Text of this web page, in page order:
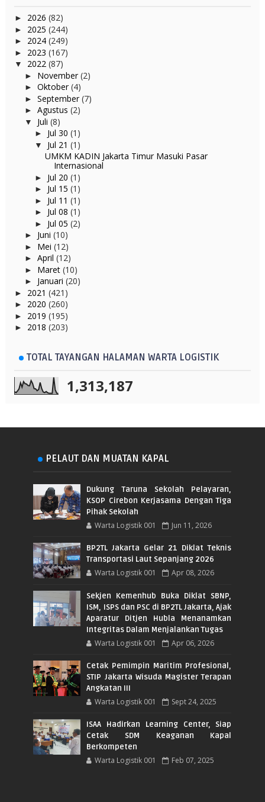
► 2026 (82)
► 2025 (244)
► 2024 (249)
► 2023 (167)
▼ 2022 (87)
► November(2)
► Oktober(4)
► September(7)
► Agustus (2)
▼ Juli (8)
► Jul 30 (1)
▼ Jul 21 (1)
UMKM KADIN Jakarta Timur Masuki Pasar
Internasional
► Jul 20 (1)
► Jul 15 (1)
► Jul 11 (1)
► Jul 08 (1)
► Jul 05 (2)
► Juni (10)
► Mei (12)
► April (12)
► Maret (10)
► Januari (20)
► 2021 (421)
► 2020 (260)
► 2019 (195)
► 2018 (203)
TOTAL TAYANGAN HALAMAN WARTA LOGISTIK
1,313,187
PELAUT DAN MUATAN KAPAL
Dukung Taruna Sekolah Pelayaran,
KSOP Cirebon Kerjasama Dengan Tiga
Pihak Sekolah
Warta Logistik 001 Jun 11, 2026
BP2TL Jakarta Gelar 21 Diklat Teknis
Transportasi Laut Sepanjang 2026
Warta Logistik 001 Apr 08, 2026
Sekjen Kemenhub Buka Diklat SBNP,
ISM, ISPS dan PSC di BP2TL Jakarta, Ajak
Aparatur Ditjen Hubla Menanamkan
Integritas Dalam Menjalankan Tugas
Warta Logistik 001 Apr 06, 2026
Cetak Pemimpin Maritim Profesional,
STIP Jakarta Wisuda Magister Terapan
Angkatan III
Warta Logistik 001 Sept 24, 2025
ISAA Hadirkan Learning Center, Siap
Cetak SDM Keaganan Kapal
Berkompeten
Warta Logistik 001 Feb 07, 2025